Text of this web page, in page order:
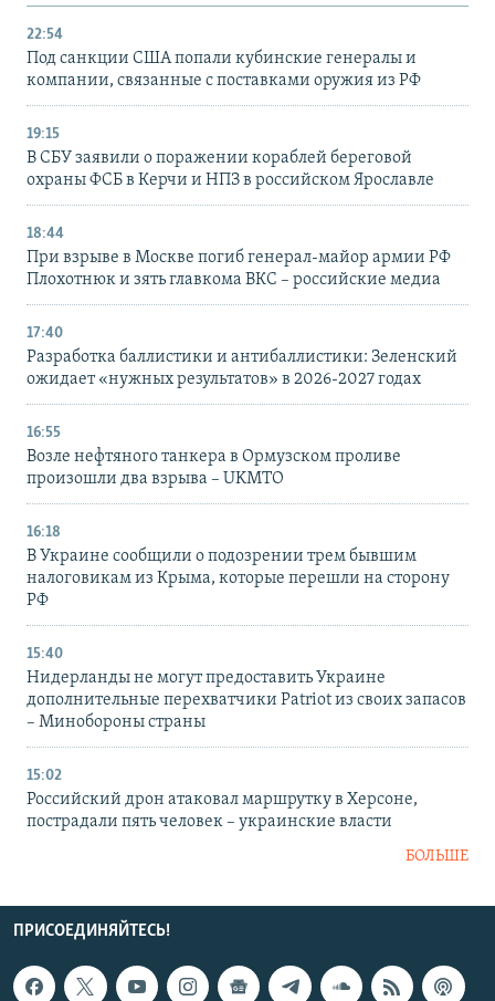
22:54
Под санкции США попали кубинские генералы и
компании, связанные с поставками оружия из РФ
19:15
В СБУ заявили о поражении кораблей береговой
охраны ФСБ в Керчи и НПЗ в российском Ярославле
18:44
При взрыве в Москве погиб генерал-майор армии РФ
Плохотнюк и зять главкома ВКС – российские медиа
17:40
Разработка баллистики и антибаллистики: Зеленский
ожидает «нужных результатов» в 2026-2027 годах
16:55
Возле нефтяного танкера в Ормузском проливе
произошли два взрыва – UKMTO
16:18
В Украине сообщили о подозрении трем бывшим
налоговикам из Крыма, которые перешли на сторону
РФ
15:40
Нидерланды не могут предоставить Украине
дополнительные перехватчики Patriot из своих запасов
– Минобороны страны
15:02
Российский дрон атаковал маршрутку в Херсоне,
пострадали пять человек – украинские власти
БОЛЬШЕ
ПРИСОЕДИНЯЙТЕСЬ!